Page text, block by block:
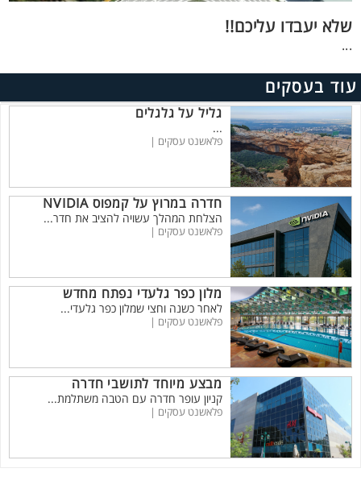
שלא יעבדו עליכם!!
...
עוד בעסקים
גליל על גלגלים
...
פלאשנט עסקים |
חדרה במרוץ על קמפוס NVIDIA
הצלחת המהלך עשויה להציב את חדר...
פלאשנט עסקים |
מלון כפר גלעדי נפתח מחדש
לאחר כשנה וחצי שמלון כפר גלעדי...
פלאשנט עסקים |
מבצע מיוחד לתושבי חדרה
קניון עופר חדרה עם הטבה משתלמת...
פלאשנט עסקים |